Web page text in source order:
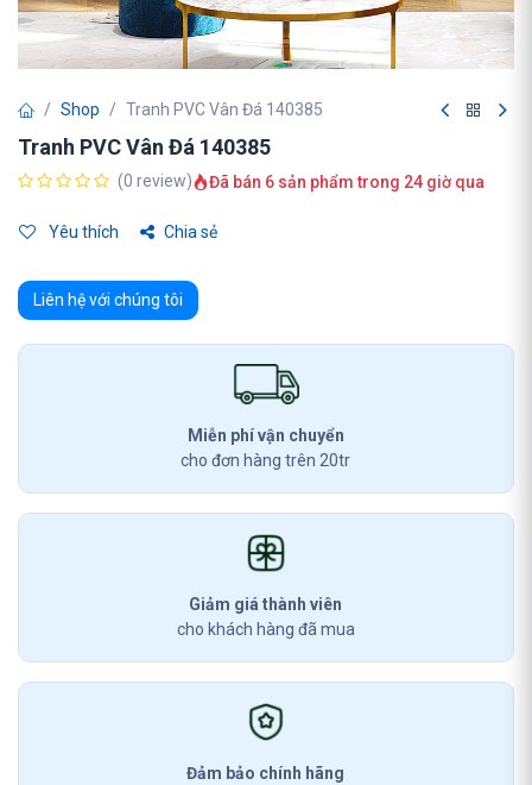
Shop Tranh PVC Vân Đá 140385
Tranh PVC Vân Đá 140385
(0 review) Đã bán 6 sản phẩm trong 24 giờ qua
Yêu thích Chia sẻ
Liên hệ với chúng tôi
Miễn phí vận chuyển
cho đơn hàng trên 20tr
Giảm giá thành viên
cho khách hàng đã mua
Đảm bảo chính hãng